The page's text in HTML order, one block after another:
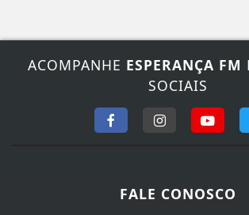
ACOMPANHE ESPERANÇA FM
SOCIAIS
FALE CONOSCO